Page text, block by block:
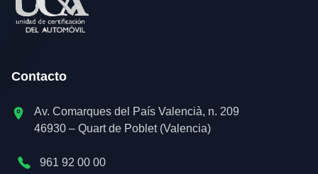
Contacto
Av. Comarques del País Valencià, n. 209
46930 – Quart de Poblet (Valencia)
961 92 00 00